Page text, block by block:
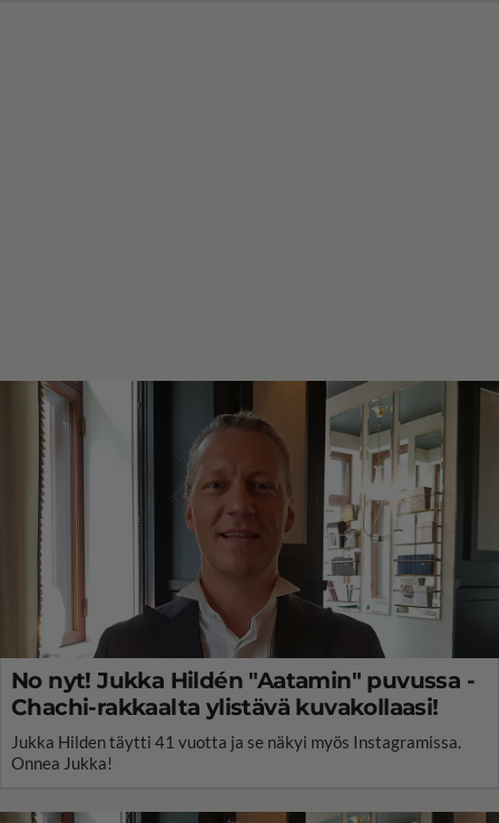
No nyt! Jukka Hildén "Aatamin" puvussa -
Chachi-rakkaalta ylistävä kuvakollaasi!
Jukka Hilden täytti 41 vuotta ja se näkyi myös Instagramissa.
Onnea Jukka!